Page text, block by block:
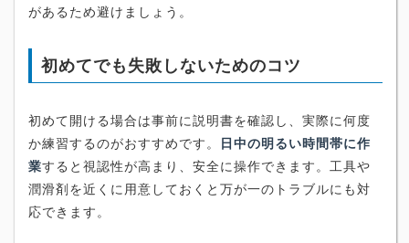
があるため避けましょう。
初めてでも失敗しないためのコツ
初めて開ける場合は事前に説明書を確認し、実際に何度
か練習するのがおすすめです。 日中の明るい時間帯に作
業すると視認性が高まり、安全に操作できます。工具や
潤滑剤を近くに用意しておくと万が一のトラブルにも対
応できます。